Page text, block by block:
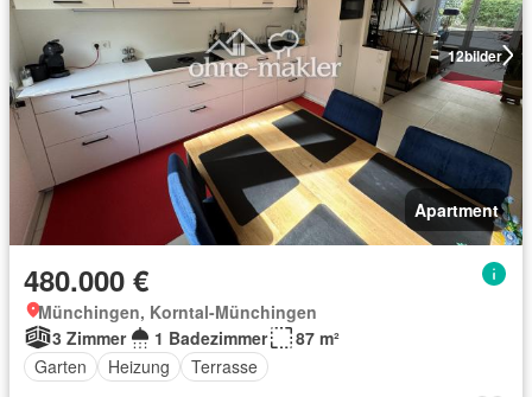
12bilder
Apartment
480.000 €
Münchingen, Korntal-Münchingen
3 Zimmer
1 Badezimmer
87 m²
Garten
Heizung Terrasse